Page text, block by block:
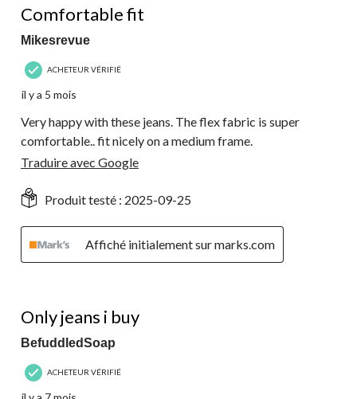
Comfortable fit
Mikesrevue
ACHETEUR VÉRIFIÉ
il y a 5 mois
Very happy with these jeans. The flex fabric is super
comfortable.. fit nicely on a medium frame.
Traduire avec Google
Produit testé : 2025-09-25
Affiché initialement sur marks.com
Only jeans i buy
BefuddledSoap
ACHETEUR VÉRIFIÉ